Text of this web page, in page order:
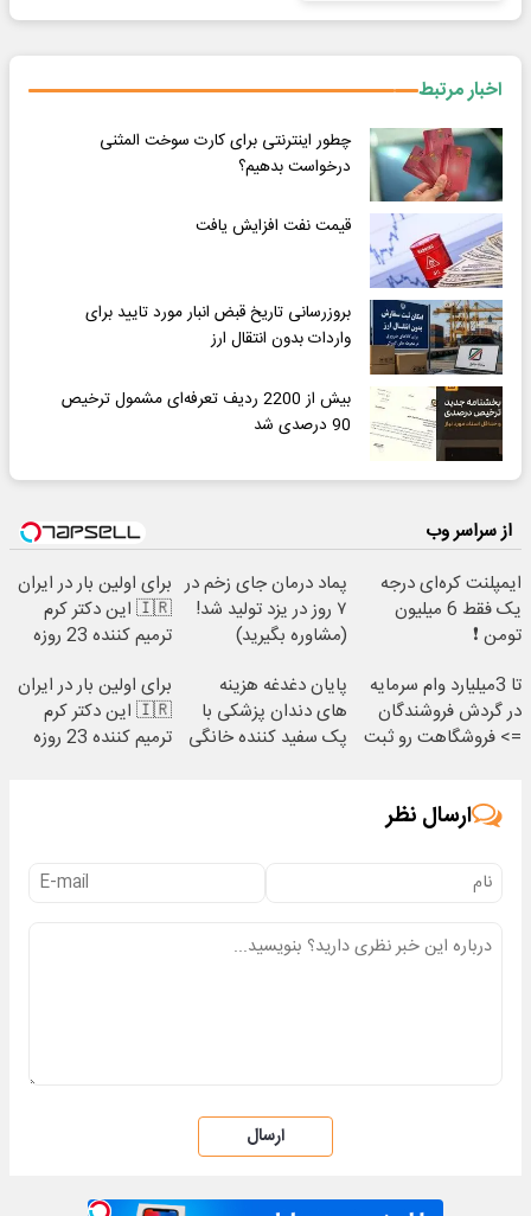
اخبار مرتبط
چطور اینترنتی برای کارت سوخت المثنی
درخواست بدهیم؟
قیمت نفت افزایش یافت
بروزرسانی تاریخ قبض انبار مورد تایید برای
واردات بدون انتقال ارز
بیش از 2200 ردیف تعرفه‌ای مشمول ترخیص
90 درصدی شد
از سراسر وب
ایمپلنت کره‌ای درجه
یک فقط 6 میلیون
تومن ❗
پماد درمان جای زخم در
۷ روز در یزد تولید شد!
(مشاوره بگیرید)
برای اولین بار در ایران
🇮🇷 این دکتر کرم
ترمیم کننده 23 روزه
تا 3میلیارد وام سرمایه
در گردش فروشندگان
=> فروشگاهت رو ثبت
پایان دغدغه هزینه
های دندان پزشکی با
پک سفید کننده خانگی
برای اولین بار در ایران
🇮🇷 این دکتر کرم
ترمیم کننده 23 روزه
ارسال نظر
ارسال